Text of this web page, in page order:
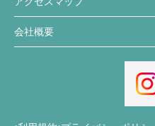
会社概要